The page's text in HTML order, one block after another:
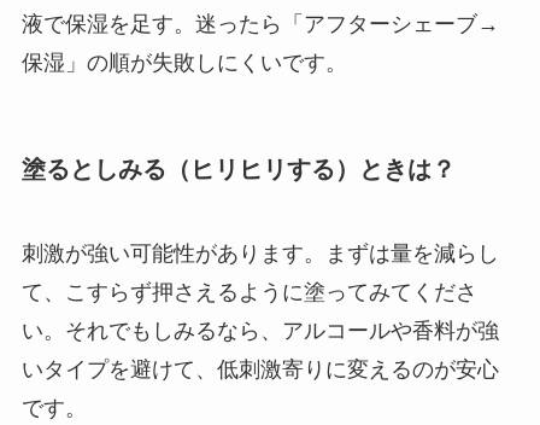
液で保湿を足す。迷ったら「アフターシェーブ→
保湿」の順が失敗しにくいです。
塗るとしみる（ヒリヒリする）ときは？
刺激が強い可能性があります。まずは量を減らし
て、こすらず押さえるように塗ってみてくださ
い。それでもしみるなら、アルコールや香料が強
いタイプを避けて、低刺激寄りに変えるのが安心
です。